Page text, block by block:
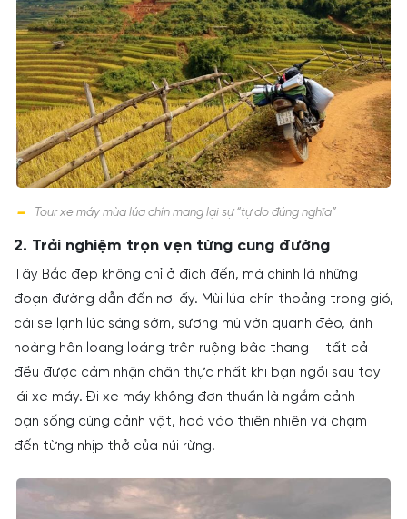
Tour xe máy mùa lúa chín mang lại sự “tự do đúng nghĩa”
2. Trải nghiệm trọn vẹn từng cung đường
Tây Bắc đẹp không chỉ ở đích đến, mà chính là những
đoạn đường dẫn đến nơi ấy. Mùi lúa chín thoảng trong gió,
cái se lạnh lúc sáng sớm, sương mù vờn quanh đèo, ánh
hoàng hôn loang loáng trên ruộng bậc thang – tất cả
đều được cảm nhận chân thực nhất khi bạn ngồi sau tay
lái xe máy. Đi xe máy không đơn thuần là ngắm cảnh –
bạn sống cùng cảnh vật, hoà vào thiên nhiên và chạm
đến từng nhịp thở của núi rừng.